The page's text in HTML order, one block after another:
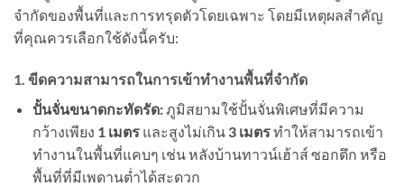
จำกัดของพื้นที่และการทรุดตัวโดยเฉพาะ โดยมีเหตุผลสำคัญ
ที่คุณควรเลือกใช้ดังนี้ครับ:
1. ขีดความสามารถในการเข้าทำงานพื้นที่จำกัด
ปั้นจั่นขนาดกะทัดรัด:ภูมิสยามใช้ปั้นจั่นพิเศษที่มีความ
กว้างเพียง 1 เมตรและสูงไม่เกิน 3 เมตรทำให้สามารถเข้า
ทำงานในพื้นที่แคบๆ เช่น หลังบ้านทาวน์เฮ้าส์ ซอกตึก หรือ
พื้นที่ที่มีเพดานต่ำได้สะดวก